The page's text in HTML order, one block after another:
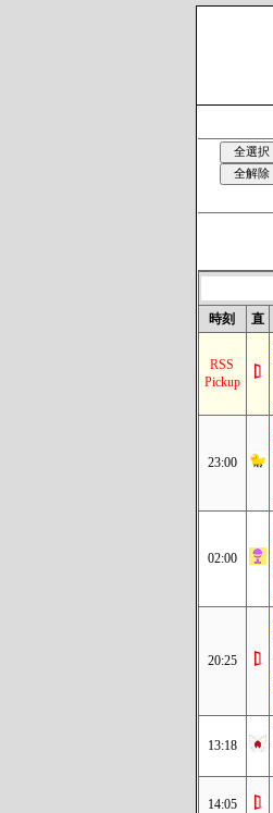
時刻 直
RSS
Pickup
23:00
02:00
20:25
13:18
14:05